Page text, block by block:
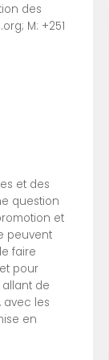
des
M: +251
et des
question
et
peuvent
faire
pour
de
avec les
en